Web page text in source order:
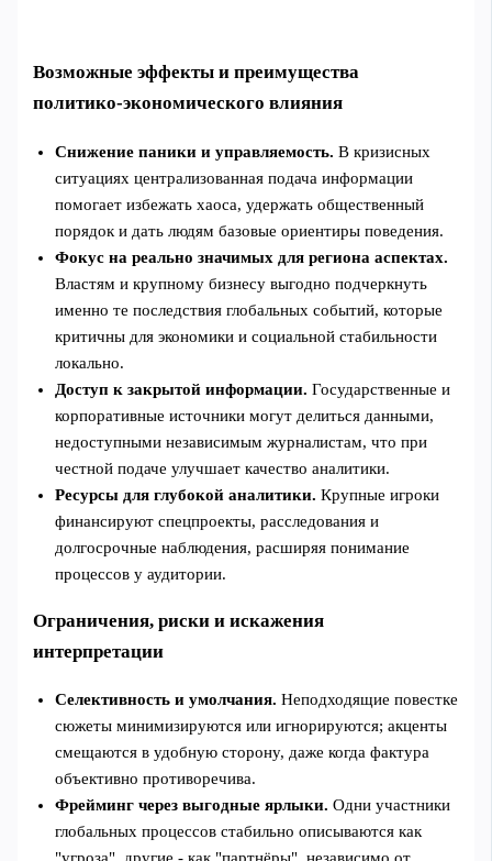
Возможные эффекты и преимущества
политико‑экономического влияния
Снижение паники и управляемость. В кризисных
ситуациях централизованная подача информации
помогает избежать хаоса, удержать общественный
порядок и дать людям базовые ориентиры поведения.
Фокус на реально значимых для региона аспектах.
Властям и крупному бизнесу выгодно подчеркнуть
именно те последствия глобальных событий, которые
критичны для экономики и социальной стабильности
локально.
Доступ к закрытой информации. Государственные и
корпоративные источники могут делиться данными,
недоступными независимым журналистам, что при
честной подаче улучшает качество аналитики.
Ресурсы для глубокой аналитики. Крупные игроки
финансируют спецпроекты, расследования и
долгосрочные наблюдения, расширяя понимание
процессов у аудитории.
Ограничения, риски и искажения
интерпретации
Селективность и умолчания. Неподходящие повестке
сюжеты минимизируются или игнорируются; акценты
смещаются в удобную сторону, даже когда фактура
объективно противоречива.
Фрейминг через выгодные ярлыки. Одни участники
глобальных процессов стабильно описываются как
"угроза", другие - как "партнёры", независимо от